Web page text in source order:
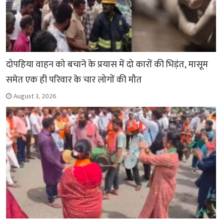
दोपहिया वाहन को बचाने के प्रयास में दो कारों की भिड़ंत, मासूम
समेत एक ही परिवार के चार लोगों की मौत
August 3, 2026